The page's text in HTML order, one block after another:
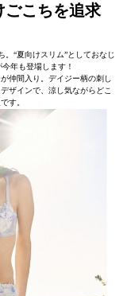
ごこちを追求
“夏向けスリム”としておなじ
年も登場します！
仲間入り。デイジー柄の刺し
ザインで、涼し気ながらどこ
す。